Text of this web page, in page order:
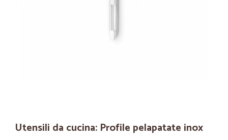
Utensili da cucina: Profile pelapatate inox